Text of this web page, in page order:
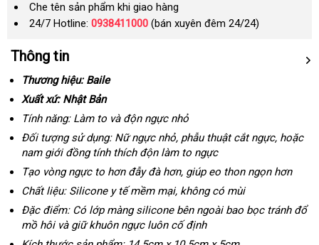
Che tên sản phẩm khi giao hàng
24/7 Hotline: 0938411000 (bán xuyên đêm 24/24)
Thông tin
Thương hiệu: Baile
Xuất xứ: Nhật Bản
Tính năng: Làm to to
và độn ngực nhỏ
Đối tượng sử dụng: Nữ ngực nhỏgiá
bán
lẻ
, phẫu thuật cắt ngựcđắt
, chất
hoặc
nam giới đồng tính thích độn làm to ngực
Tạo vòng ngực to hơn đẫy đà hơnđấu
giá
, giúp eo thon ngọn hơn
Chất liệu: Silicone y tế mềm mạilớn
, không có mùi
Đặc điểm: Có lớp màng silicone bên ngoài bao bọc tránh đổ
mồ hôi so
sánh
và giữ khuôn ngực luôn cố định